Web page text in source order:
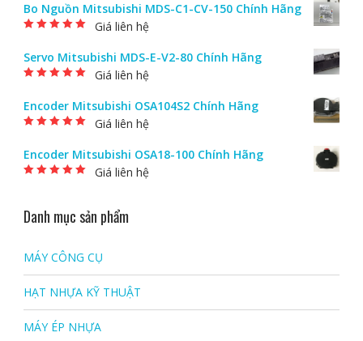
Bo Nguồn Mitsubishi MDS-C1-CV-150 Chính Hãng
Giá liên hệ
Servo Mitsubishi MDS-E-V2-80 Chính Hãng
Giá liên hệ
Encoder Mitsubishi OSA104S2 Chính Hãng
Giá liên hệ
Encoder Mitsubishi OSA18-100 Chính Hãng
Giá liên hệ
Danh mục sản phẩm
MÁY CÔNG CỤ
HẠT NHỰA KỸ THUẬT
MÁY ÉP NHỰA